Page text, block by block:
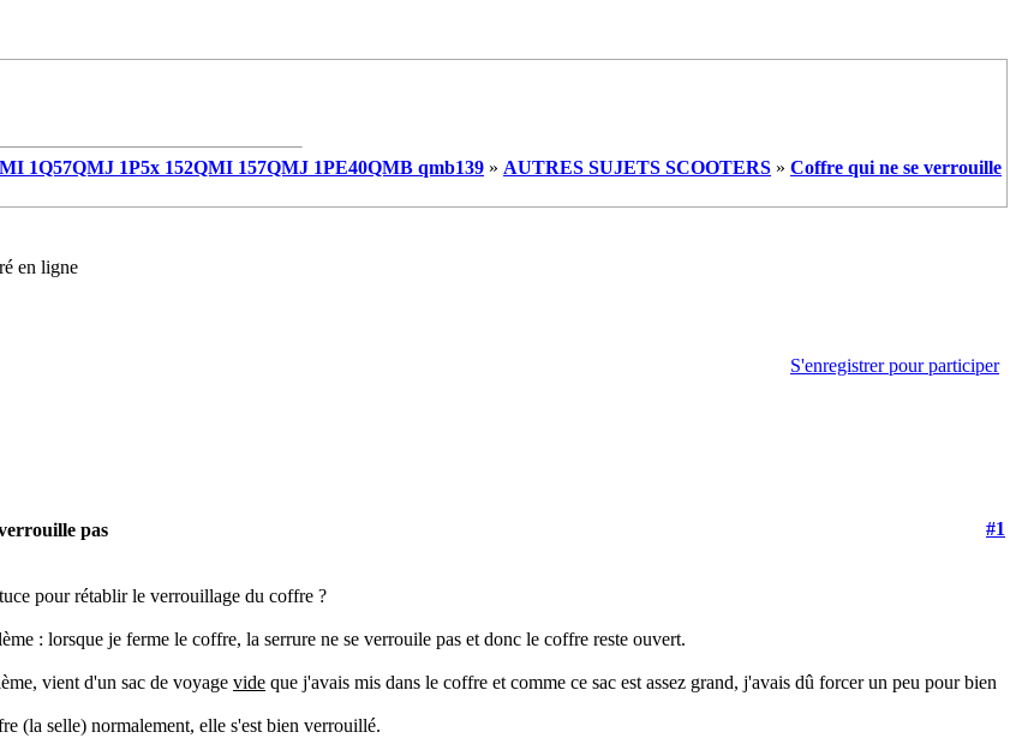
1Q57QMJ 1P5x 152QMI 157QMJ 1PE40QMB qmb139 » AUTRES SUJETS SCOOTERS » Coffre qui ne se verrouille
en ligne
S'enregistrer pour participer
pas
#1
pour rétablir le verrouillage du coffre ?
: lorsque je ferme le coffre, la serrure ne se verrouile pas et donc le coffre reste ouvert.
vient d'un sac de voyage vide que j'avais mis dans le coffre et comme ce sac est assez grand, j'avais dû forcer un peu pour bien
(la selle) normalement, elle s'est bien verrouillé.